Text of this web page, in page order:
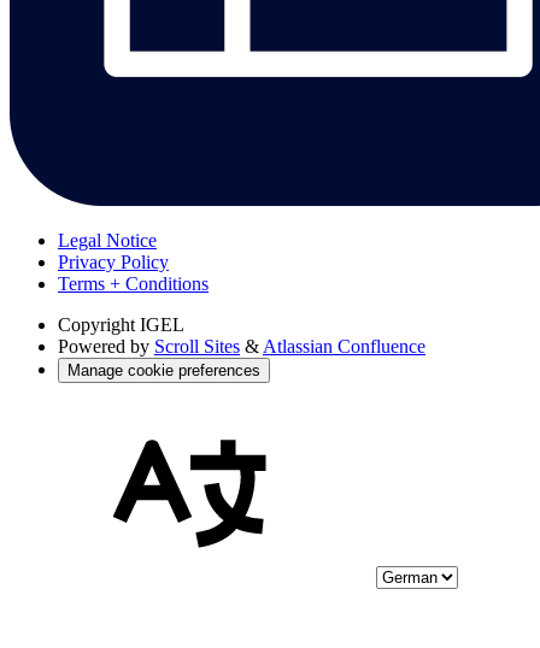
Legal Notice
Privacy Policy
Terms + Conditions
Copyright IGEL
Powered by Scroll Sites & Atlassian Confluence
Manage cookie preferences